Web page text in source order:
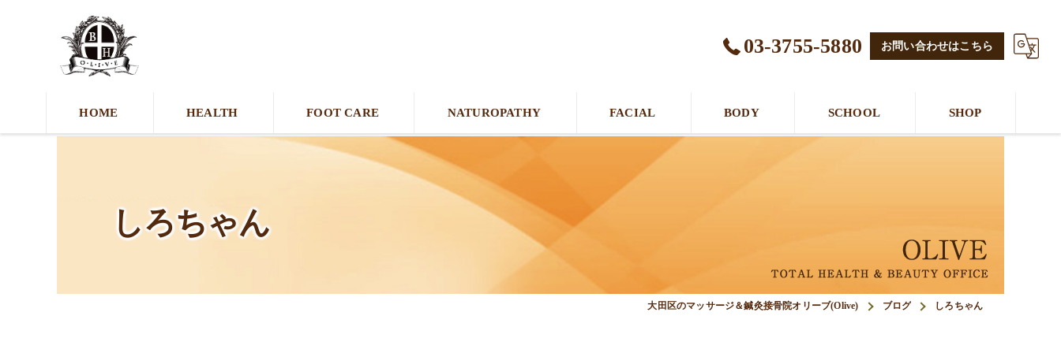
03-3755-5880 お問い合わせはこちら
HOME HEALTH FOOT CARE NATUROPATHY FACIAL BODY SCHOOL SHOP
しろちゃん
大田区のマッサージ＆鍼灸接骨院オリーブ(Olive) ブログ しろちゃん